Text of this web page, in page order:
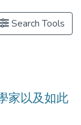
Search Tools
家以及如此